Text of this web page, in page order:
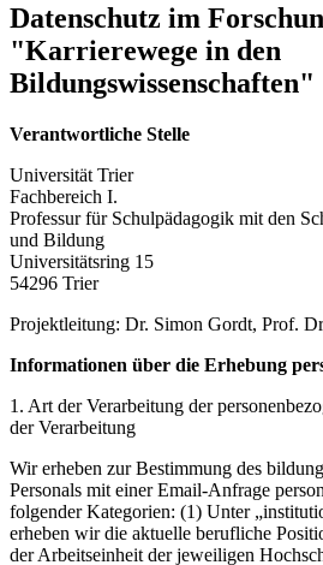
Datenschutz im
"Karrierewege in den
Bildungswissenschaften"
Verantwortliche Stelle
Universität Trier
Fachbereich I.
Professur für Schulpädagogik mit den
und Bildung
Universitätsring 15
54296 Trier
Projektleitung: Dr. Simon Gordt, Prof.
Informationen über die Erhebung
1. Art der Verarbeitung der
der Verarbeitung
Wir erheben zur Bestimmung des
Personals mit einer Email-Anfrage
folgender Kategorien: (1) Unter
erheben wir die aktuelle berufliche
der Arbeitseinheit der jeweiligen